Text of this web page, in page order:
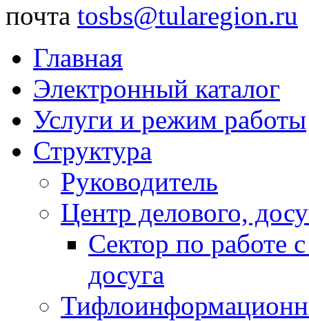
почта tosbs@tularegion.ru
Главная
Электронный каталог
Услуги и режим работы
Структура
Руководитель
Центр делового,
Сектор по работе
досуга